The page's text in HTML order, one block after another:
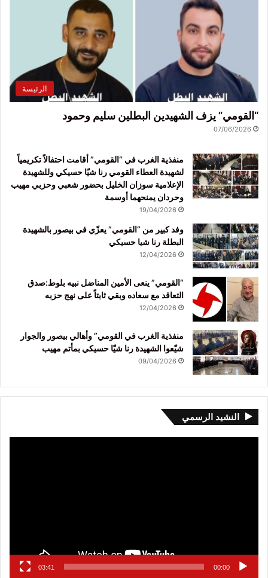
الرئيسة
“القومي” يزف الشهيدين البطلين سليم وحمود
07/06/2026
منفذية الغرب في “القومي” أقامت احتفالاً تكريمياً
لشهيدة العطاء القومي رنا شيّا حسيكي وللشهيدة
الإعلامية سوزان الخليل بحضور شعبي وحزبي مهيب
وحردان يمنحهما أوسمة
19/04/2026
وفد كبير من “القومي” يعزّي في بيصور بالشهيدة
البطلة رنا شيا حسيكي
12/04/2026
“القومي” ينعى الأمين المناضل نبيه بلوط:صدق
التعاقد مع سعاده وبقي ثابتاً على نهج حزبه
12/04/2026
منفذية الغرب في القومي” وأهالي بيصور والجوار
شيّعوا الشهيدة رنا شيّا حسيكي بمأتم مهيب
09/04/2026
النشيد الرسمي
00:00
03:41